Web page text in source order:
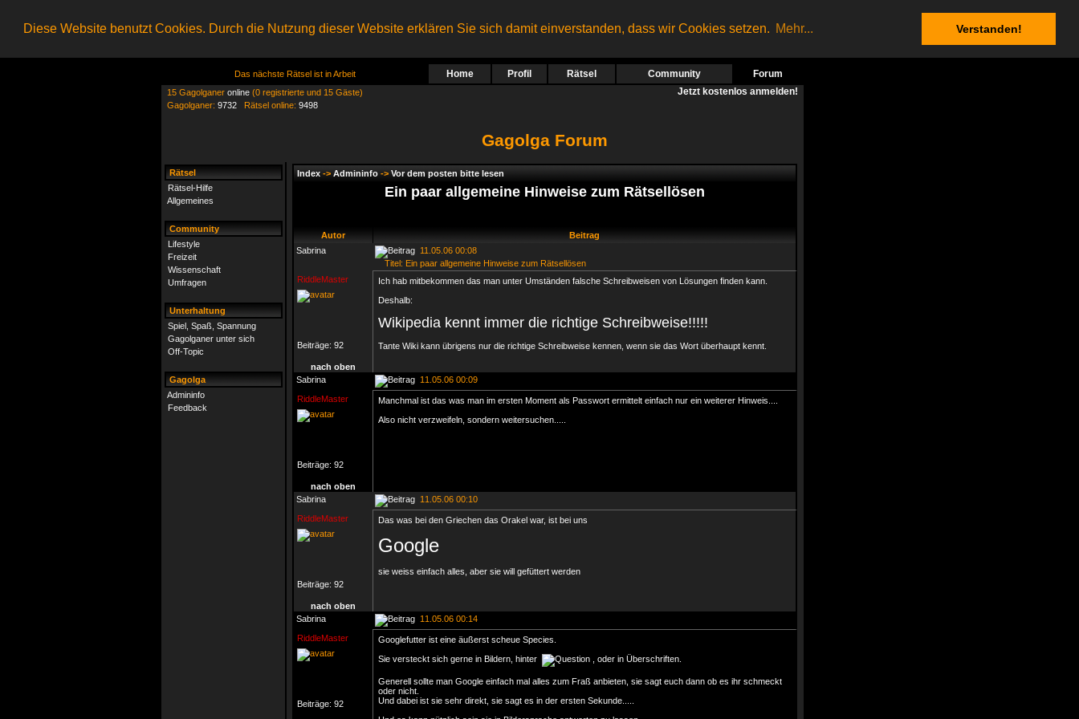
Diese Website benutzt Cookies. Durch die Nutzung dieser Website erklären Sie sich damit einverstanden, dass wir Cookies setzen. Mehr... Verstanden!
Das nächste Rätsel ist in Arbeit Home Profil Rätsel Community Forum
15 Gagolganer online (0 registrierte und 15 Gäste)
Gagolganer: 9732 Rätsel online: 9498
Jetzt kostenlos anmelden!
Gagolga Forum
Rätsel
Rätsel-Hilfe
Allgemeines
Community
Lifestyle
Freizeit
Wissenschaft
Umfragen
Unterhaltung
Spiel, Spaß, Spannung
Gagolganer unter sich
Off-Topic
Gagolga
Admininfo
Feedback
Index -> Admininfo -> Vor dem posten bitte lesen
Ein paar allgemeine Hinweise zum Rätsellösen
Autor
Beitrag
Sabrina
11.05.06 00:08
Titel: Ein paar allgemeine Hinweise zum Rätsellösen
RiddleMaster
Beiträge: 92
Ich hab mitbekommen das man unter Umständen falsche Schreibweisen von Lösungen finden kann.
Deshalb:
Wikipedia kennt immer die richtige Schreibweise!!!!!
Tante Wiki kann übrigens nur die richtige Schreibweise kennen, wenn sie das Wort überhaupt kennt.
nach oben
Sabrina
11.05.06 00:09
RiddleMaster
Beiträge: 92
Manchmal ist das was man im ersten Moment als Passwort ermittelt einfach nur ein weiterer Hinweis....
Also nicht verzweifeln, sondern weitersuchen.....
nach oben
Sabrina
11.05.06 00:10
RiddleMaster
Beiträge: 92
Das was bei den Griechen das Orakel war, ist bei uns
Google
sie weiss einfach alles, aber sie will gefüttert werden
nach oben
Sabrina
11.05.06 00:14
RiddleMaster
Beiträge: 92
Googlefutter ist eine äußerst scheue Species.
Sie versteckt sich gerne in Bildern, hinter
, oder in Überschriften.
Generell sollte man Google einfach mal alles zum Fraß anbieten, sie sagt euch dann ob es ihr schmeckt
oder nicht.
Und dabei ist sie sehr direkt, sie sagt es in der ersten Sekunde.....